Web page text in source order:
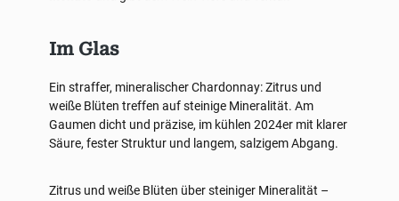
Im Glas
Ein straffer, mineralischer Chardonnay: Zitrus und
weiße Blüten treffen auf steinige Mineralität. Am
Gaumen dicht und präzise, im kühlen 2024er mit klarer
Säure, fester Struktur und langem, salzigem Abgang.
Zitrus und weiße Blüten über steiniger Mineralität –